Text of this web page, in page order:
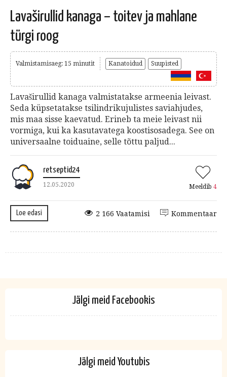
Lavaširullid kanaga – toitev ja mahlane
türgi roog
Valmistamisaeg: 15 minutit Kanatoidud Suupisted
Lavaširullid kanaga valmistatakse armeenia leivast.
Seda küpsetatakse tsilindrikujulistes saviahjudes,
mis maa sisse kaevatud. Erineb ta meie leivast nii
vormiga, kui ka kasutavatega koostisosadega. See on
universaalne toiduaine, selle tõttu paljud...
retseptid24
12.05.2020 Meeldib 4
Loe edasi Kommentaar
2 166 Vaatamisi
Jälgi meid Facebookis
Jälgi meid Youtubis